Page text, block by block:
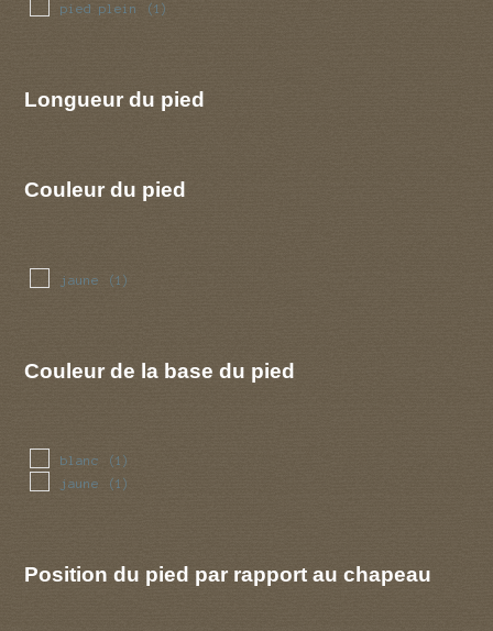
pied plein (1)
Longueur du pied
Couleur du pied
jaune (1)
Couleur de la base du pied
blanc (1)
jaune (1)
Position du pied par rapport au chapeau